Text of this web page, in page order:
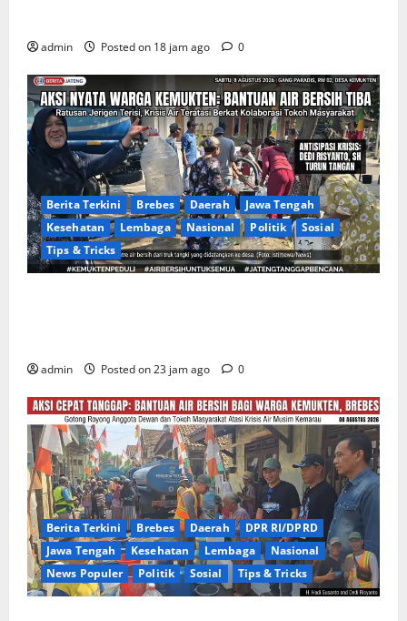
admin Posted on 18 jam ago 0
Berita Terkini Brebes Daerah
Jawa Tengah
Kesehatan
Lembaga Nasional Politik
Sosial
Tips & Tricks
admin Posted on 23 jam ago 0
Berita Terkini Brebes Daerah
DPR RI/DPRD
Jawa Tengah
Kesehatan Lembaga
Nasional
News Populer
Politik Sosial Tips & Tricks